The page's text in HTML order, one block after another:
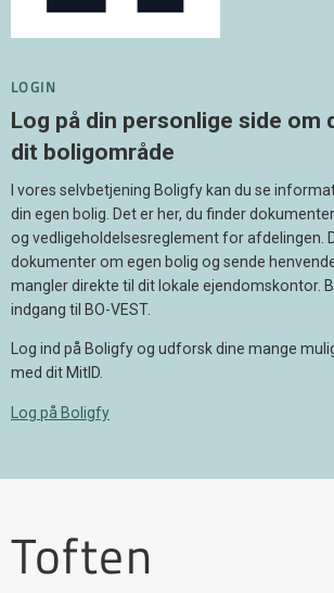
LOGIN
Log på din personlige side om
dit boligområde
I vores selvbetjening Boligfy kan du se
din egen bolig. Det er her, du finder
og vedligeholdelsesreglement for afdelingen.
dokumenter om egen bolig og sende
mangler direkte til dit lokale ejendomskontor.
indgang til BO-VEST.
Log ind på Boligfy og udforsk dine mange
med dit MitID.
Log på Boligfy
Toften